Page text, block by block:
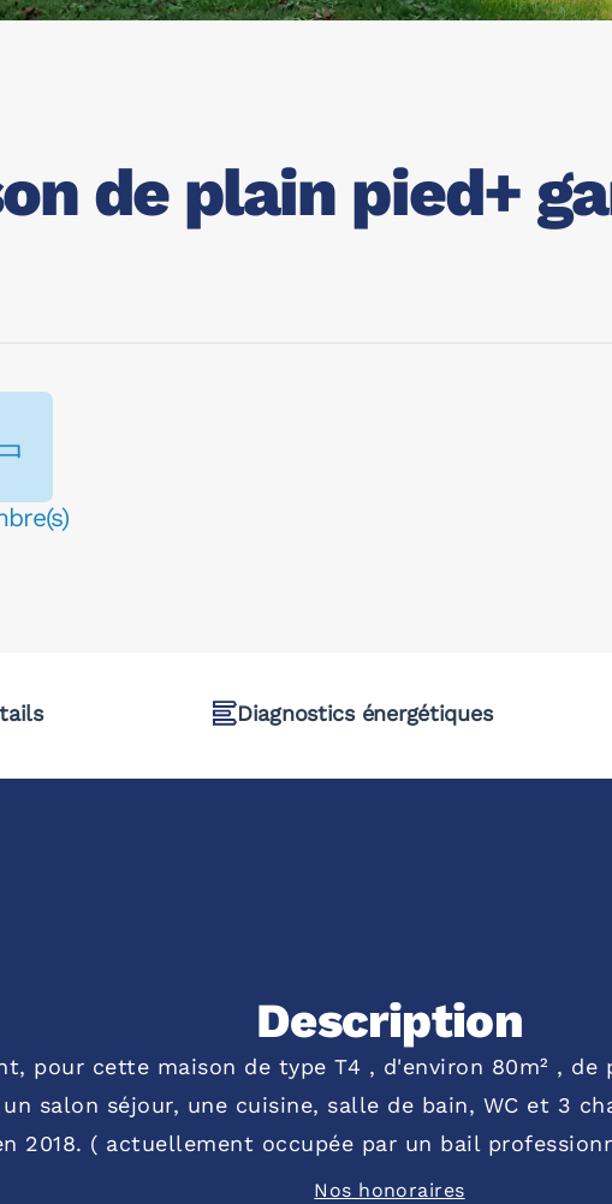
de plain pied+
Diagnostics énergétiques
Description
pour cette maison de type T4 , d'environ 80m² , de
salon séjour, une cuisine, salle de bain, WC et 3
2018. ( actuellement occupée par un bail
Nos honoraires